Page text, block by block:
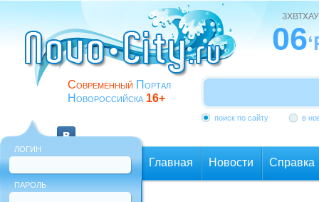
Современный Портал
Новороссийска 16+
ЗХВТХАУ
06
поиск по сайту в
ЛОГИН
ПАРОЛЬ
Главная Новости Справка